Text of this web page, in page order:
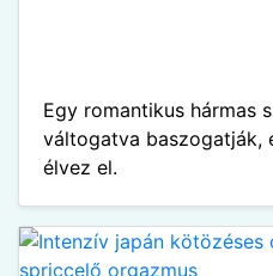
Egy romantikus hármas
váltogatva baszogatják,
élvez el.